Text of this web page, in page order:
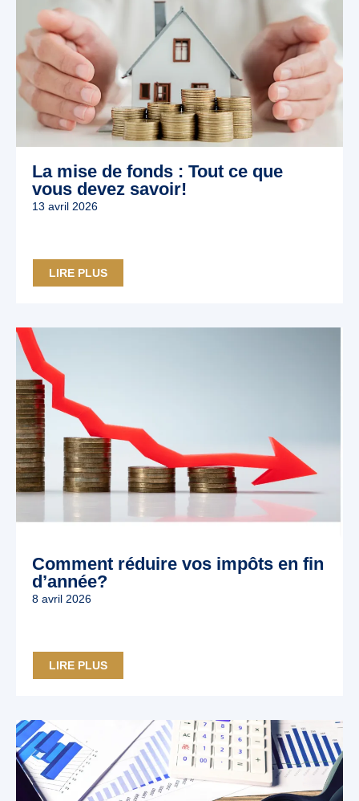
La mise de fonds : Tout ce que
vous devez savoir!
13 avril 2026
LIRE PLUS
Comment réduire vos impôts en fin
d’année?
8 avril 2026
LIRE PLUS